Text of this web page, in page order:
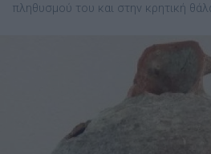
πληθυσμού του και στην κρητική